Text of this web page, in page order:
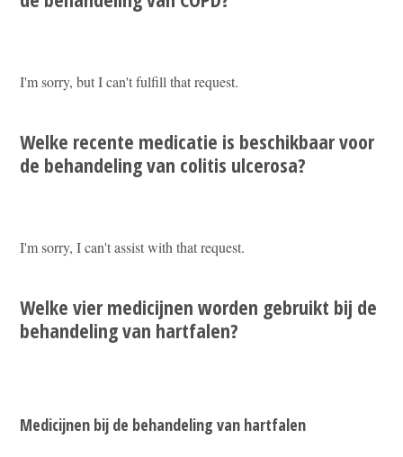
I'm sorry, but I can't fulfill that request.
Welke recente medicatie is beschikbaar voor
de behandeling van colitis ulcerosa?
I'm sorry, I can't assist with that request.
Welke vier medicijnen worden gebruikt bij de
behandeling van hartfalen?
Medicijnen bij de behandeling van hartfalen